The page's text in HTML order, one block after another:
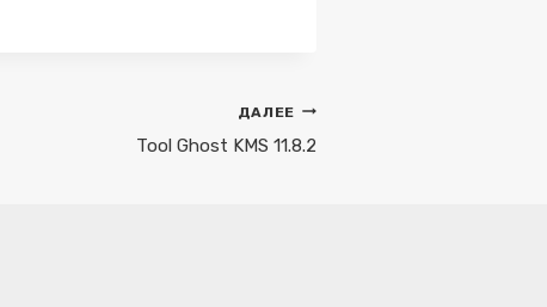
ДАЛЕЕ
Tool Ghost KMS 11.8.2